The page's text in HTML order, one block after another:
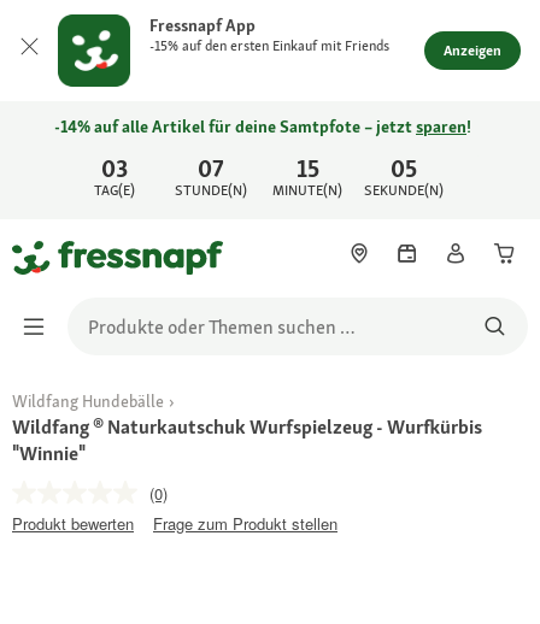
Fressnapf App
-15% auf den ersten Einkauf mit Friends Anzeigen
03
TAG(E)
07
STUNDE(N)
15
MINUTE(N)
05
SEKUNDE(N)
-14% auf alle Artikel für deine Samtpfote – jetztsparen!
Wildfang Hundebälle
Wildfang ® Naturkautschuk Wurfspielzeug - Wurfkürbis
"Winnie"
(0)
Produkt bewerten
Frage zum Produkt stellen